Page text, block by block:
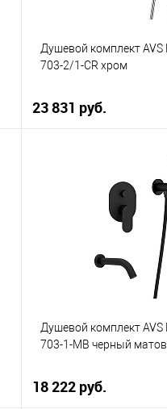
Душевой комплект
703-2/1-CR хром
23 831 руб.
В
Купить в 1 клик
Душевой комплект
703-1-MB черный
18 222 руб.